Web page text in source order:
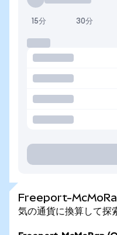
15分 30分
Freeport-
気の通貨に換算して探